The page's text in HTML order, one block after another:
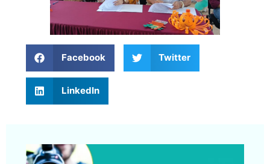
Facebook Twitter
LinkedIn